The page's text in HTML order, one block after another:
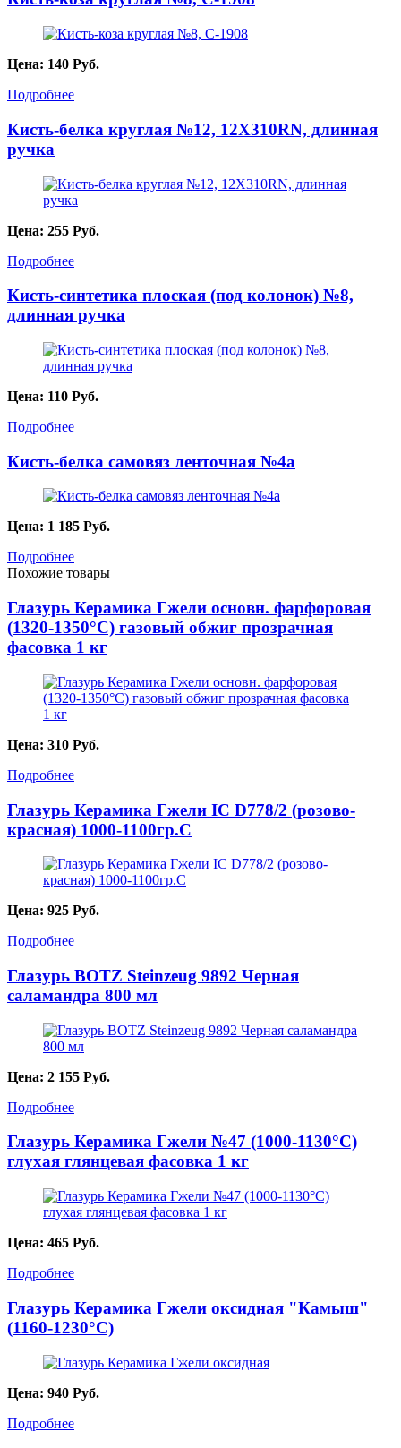
Цена: 140 Руб.
Подробнее
Кисть-белка круглая №12, 12X310RN, длинная
ручка
Цена: 255 Руб.
Подробнее
Кисть-синтетика плоская (под колонок) №8,
длинная ручка
Цена: 110 Руб.
Подробнее
Кисть-белка самовяз ленточная №4а
Цена: 1 185 Руб.
Подробнее
Похожие товары
Глазурь Керамика Гжели основн. фарфоровая
(1320-1350°С) газовый обжиг прозрачная
фасовка 1 кг
Цена: 310 Руб.
Подробнее
Глазурь Керамика Гжели IC D778/2 (розово-
красная) 1000-1100гр.С
Цена: 925 Руб.
Подробнее
Глазурь BOTZ Steinzeug 9892 Черная
саламандра 800 мл
Цена: 2 155 Руб.
Подробнее
Глазурь Керамика Гжели №47 (1000-1130°С)
глухая глянцевая фасовка 1 кг
Цена: 465 Руб.
Подробнее
Глазурь Керамика Гжели оксидная "Камыш"
(1160-1230°С)
Цена: 940 Руб.
Подробнее